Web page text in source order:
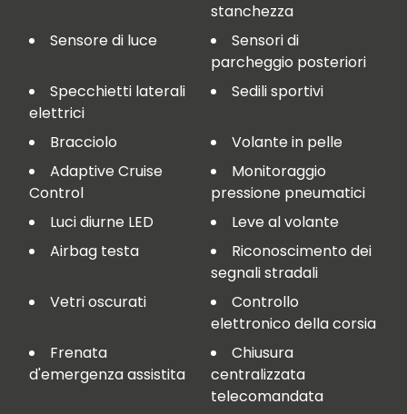
stanchezza
Sensore di luce
Sensori di
parcheggio posteriori
Specchietti laterali
elettrici
Sedili sportivi
Bracciolo
Volante in pelle
Adaptive Cruise
Control
Monitoraggio
pressione pneumatici
Luci diurne LED
Leve al volante
Airbag testa
Riconoscimento dei
segnali stradali
Vetri oscurati
Controllo
elettronico della corsia
Frenata
d'emergenza assistita
Chiusura
centralizzata
telecomandata